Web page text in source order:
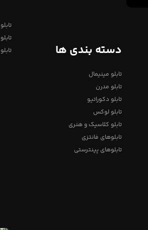
دسته بندی ها
تابلو مینیمال
تابلو مدرن
تابلو دکوراتیو
تابلو لوکس
تابلو کلاسیک و هنری
تابلوهای فانتزی
تابلوهای پینترستی